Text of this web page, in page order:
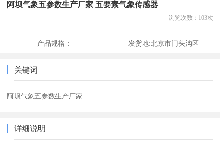
阿坝气象五参数生产厂家 五要素气象传感器
浏览次数： 103次
产品规格： 发货地:北京市门头沟区
关键词
阿坝气象五参数生产厂家
详细说明